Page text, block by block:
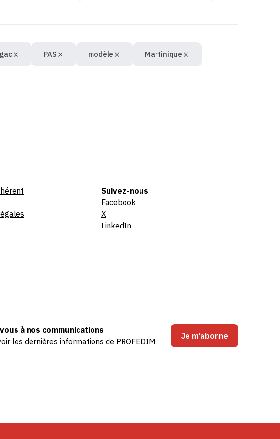
PAS modèle Martinique
Suivez-nous
Facebook
X
LinkedIn
à nos communications
les dernières informations de PROFEDIM
Je m’abonne